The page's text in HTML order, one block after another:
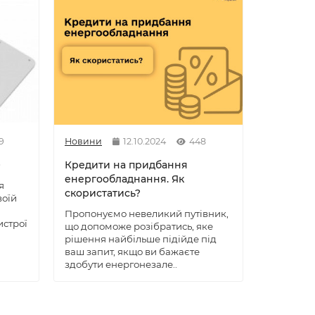
Новини 12.10.2024 448
Кредити на придбання
енергообладнання. Як
скористатись?
Пропонуємо невеликий путівник,
що допоможе розібратись, яке
рішення найбільше підійде під
ваш запит, якщо ви бажаєте
здобути енергонезале..